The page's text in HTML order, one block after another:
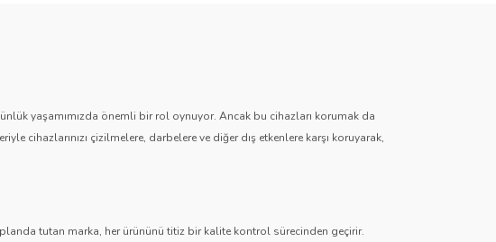
yaşamımızda önemli bir rol oynuyor. Ancak bu cihazları korumak da
cihazlarınızı çizilmelere, darbelere ve diğer dış etkenlere karşı koruyarak,
tutan marka, her ürününü titiz bir kalite kontrol sürecinden geçirir.